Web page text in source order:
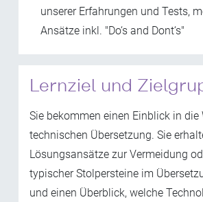
unserer Erfahrungen und Tests,
Ansätze inkl. "Do‘s and Dont‘s"
Lernziel und
Sie bekommen einen Einblick in die
technischen Übersetzung. Sie
Lösungsansätze zur Vermeidung
typischer Stolpersteine im
und einen Überblick, welche